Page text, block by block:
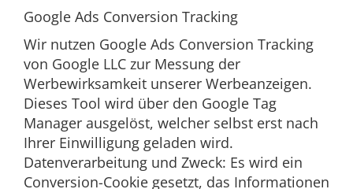
Google Ads Conversion Tracking
Wir nutzen Google Ads Conversion Tracking
von Google LLC zur Messung der
Werbewirksamkeit unserer Werbeanzeigen.
Dieses Tool wird über den Google Tag
Manager ausgelöst, welcher selbst erst nach
Ihrer Einwilligung geladen wird.
Datenverarbeitung und Zweck: Es wird ein
Conversion-Cookie gesetzt, das Informationen